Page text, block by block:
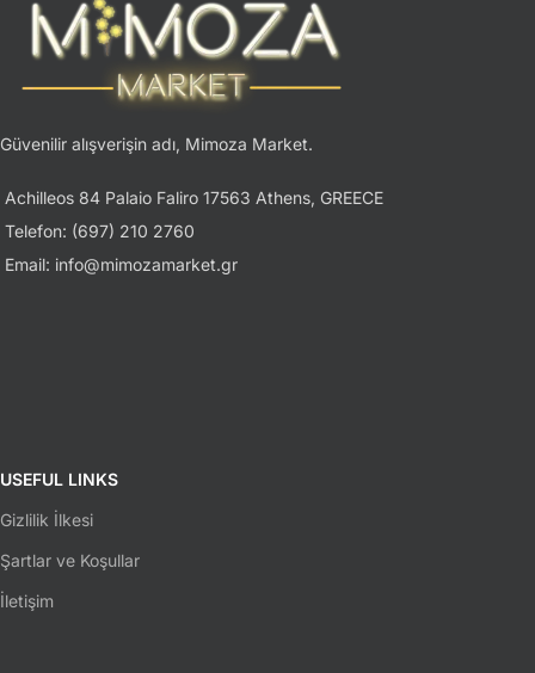
Güvenilir alışverişin adı, Mimoza Market.
Achilleos 84 Palaio Faliro 17563 Athens, GREECE
Telefon: (697) 210 2760
Email: info@mimozamarket.gr
USEFUL LINKS
Gizlilik İlkesi
Şartlar ve Koşullar
İletişim